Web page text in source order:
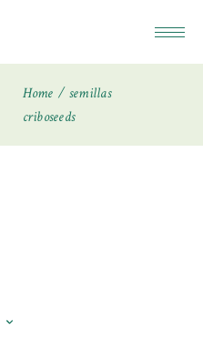
Home
semillas
criboseeds